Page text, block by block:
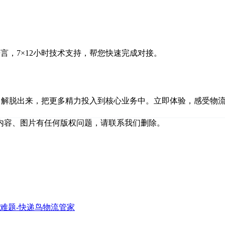
，7×12小时技术支持，帮您快速完成对接。
脱出来，把更多精力投入到核心业务中。立即体验，感受物
、图片有任何版权问题，请联系我们删除。
题-快递鸟物流管家